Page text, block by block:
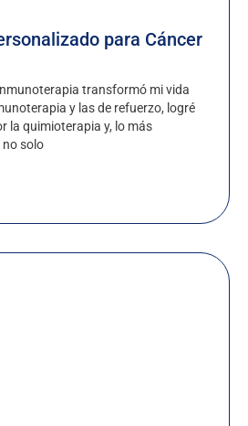
para Cáncer
transformó mi vida
y las de refuerzo, logré
la quimioterapia y, lo más
no solo